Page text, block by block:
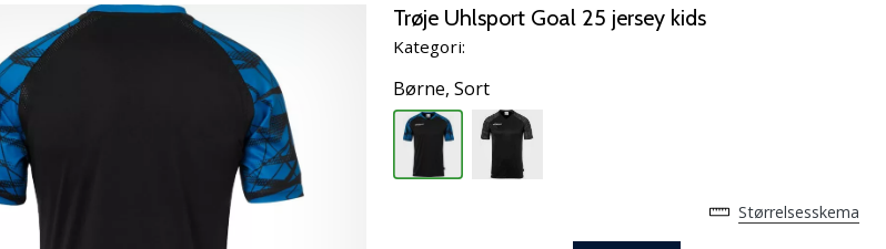
Trøje Uhlsport Goal 25 jersey kids
Kategori:
Børne, Sort
Størrelsesskema